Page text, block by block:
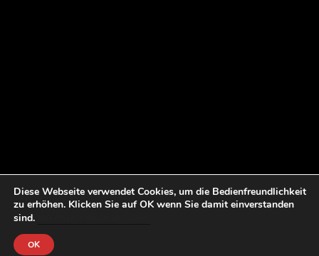
Diese Webseite verwendet Cookies, um die Bedienfreundlichkeit
zu erhöhen. Klicken Sie auf OK wenn Sie damit einverstanden
sind.
OK